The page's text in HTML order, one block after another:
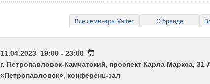
Все семинары Valtec О бренде
11.04.2023 19:00 - 23:00
г. Петропавловск-Камчатский, проспект Карла Маркса, 31
«Петропавловск», конференц-зал